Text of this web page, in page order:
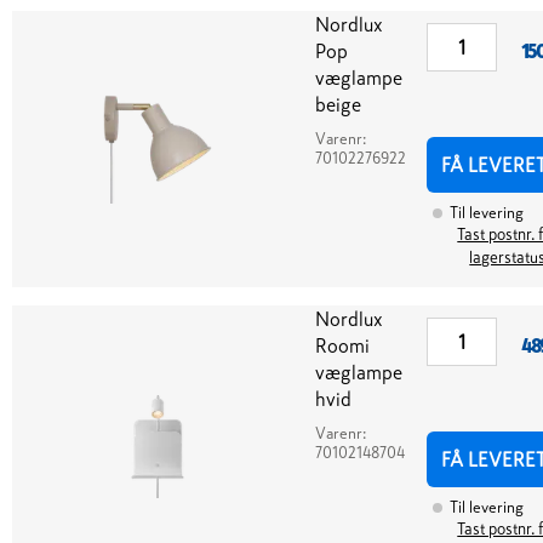
Nordlux
Pop
væglampe
beige
Varenr:
70102276922
FÅ
Til levering
Tast postnr.
Nordlux
Roomi
væglampe
hvid
Varenr:
70102148704
FÅ
Til levering
Tast postnr.